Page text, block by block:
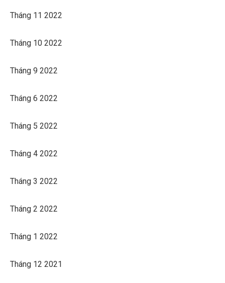
Tháng 11 2022
Tháng 10 2022
Tháng 9 2022
Tháng 6 2022
Tháng 5 2022
Tháng 4 2022
Tháng 3 2022
Tháng 2 2022
Tháng 1 2022
Tháng 12 2021